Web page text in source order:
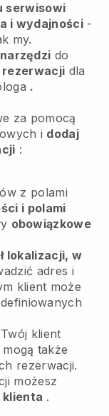
serwisowi
i wydajności -
my.
do
rezerwacji dla
.
za pomocą
i dodaj
:
z polami
i polami
obowiązkowe
lokalizacji, w
adres i
klient może
klient
także
rezerwacji.
możesz
klienta .